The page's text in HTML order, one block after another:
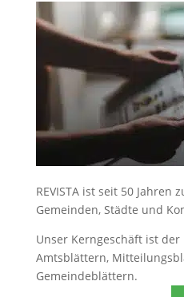
REVISTA ist seit 50 Jahren
Gemeinden, Städte und
Unser Kerngeschäft ist der
Amtsblättern,
Gemeindeblättern.